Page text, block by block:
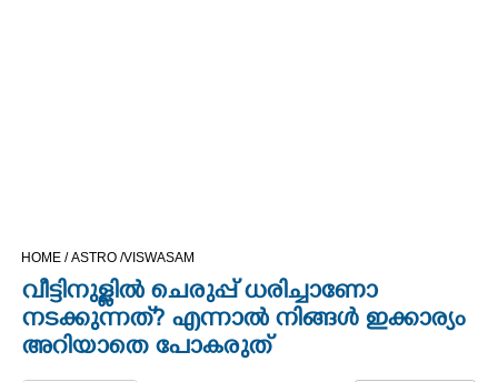
OPINION
HOME /ASTRO /VISWASAM
വീട്ടിനുള്ളിൽ ചെരുപ്പ് ധരിച്ചാണോ
നടക്കുന്നത്? എന്നാൽ നിങ്ങൾ ഇക്കാര്യം
അറിയാതെ പോകരുത്